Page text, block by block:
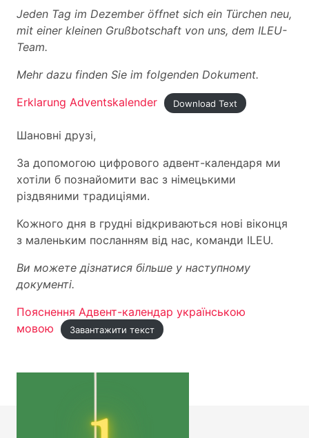
Jeden Tag im Dezember öffnet sich ein Türchen neu,
mit einer kleinen Grußbotschaft von uns, dem ILEU-
Team.
Mehr dazu finden Sie im folgenden Dokument.
Erklarung Adventskalender
Download Text
Шановні друзі,
За допомогою цифрового адвент-календаря ми
хотіли б познайомити вас з німецькими
різдвяними традиціями.
Кожного дня в грудні відкриваються нові віконця
з маленьким посланням від нас, команди ILEU.
Ви можете дізнатися більше у наступному
документі.
Пояснення Адвент-календар українською
мовою
Завантажити текст